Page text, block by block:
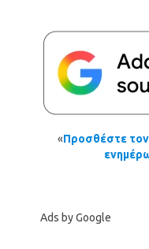
«Προσθέστε
Ads by Google